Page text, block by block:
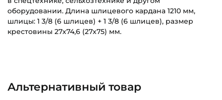
оборудовании. Длина шлицевого кардана 1210 мм,
шлицы: 1 3/8 (6 шлицев) + 1 3/8 (6 шлицев), размер
крестовины 27х74,6 (27х75) мм.
1 3/8" дюйма (6 шлицев)
Сельскохозяйственная
Альтернативный товар